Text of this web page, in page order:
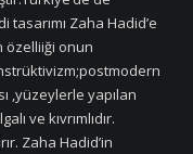
tasarımı Zaha Hadid’e
özelliiği onun
,yüzeylerle yapılan
ve kıvrımlıdır.
Zaha Hadid’in